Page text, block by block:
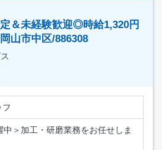
＆未経験歓迎◎時給1,320円
山市中区/886308
フ
中＞加工・研磨業務をお任せしま